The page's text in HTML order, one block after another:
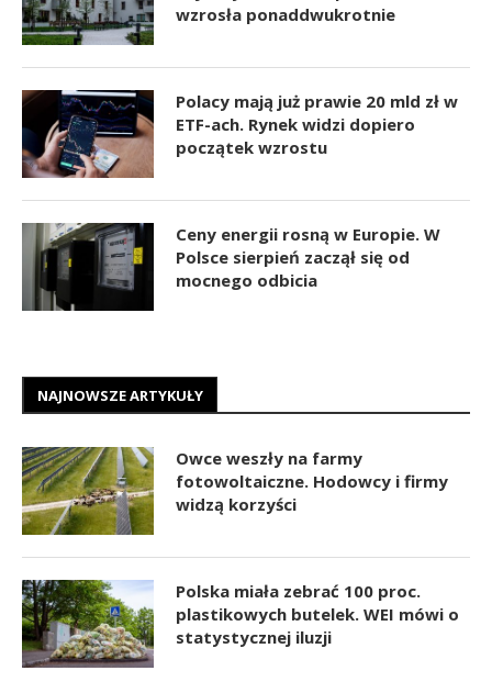
wzrosła ponaddwukrotnie
Polacy mają już prawie 20 mld zł w
ETF-ach. Rynek widzi dopiero
początek wzrostu
Ceny energii rosną w Europie. W
Polsce sierpień zaczął się od
mocnego odbicia
NAJNOWSZE ARTYKUŁY
Owce weszły na farmy
fotowoltaiczne. Hodowcy i firmy
widzą korzyści
Polska miała zebrać 100 proc.
plastikowych butelek. WEI mówi o
statystycznej iluzji